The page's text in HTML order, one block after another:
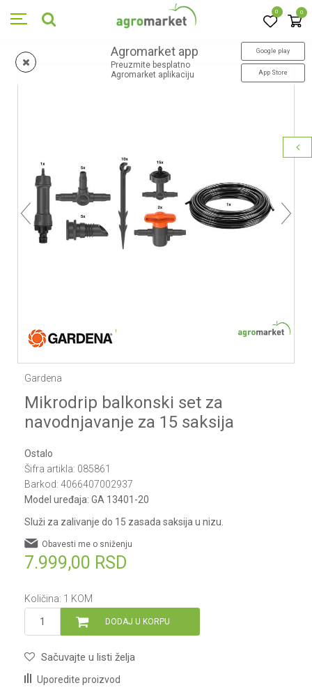
0 0
Agromarket app
Preuzmite besplatno
Agromarket aplikaciju
Google play
App Store
1
Gardena
Mikrodrip balkonski set za
navodnjavanje za 15 saksija
Ostalo
Šifra artikla: 085861
Barkod: 4066407002937
Model uređaja: GA 13401-20
Služi za zalivanje do 15 zasada saksija u nizu.
7.999,00 RSD
Obavesti me o sniženju
Količina: 1 KOM
DODAJ U KORPU
Sačuvajte u listi želja
Uporedite proizvod